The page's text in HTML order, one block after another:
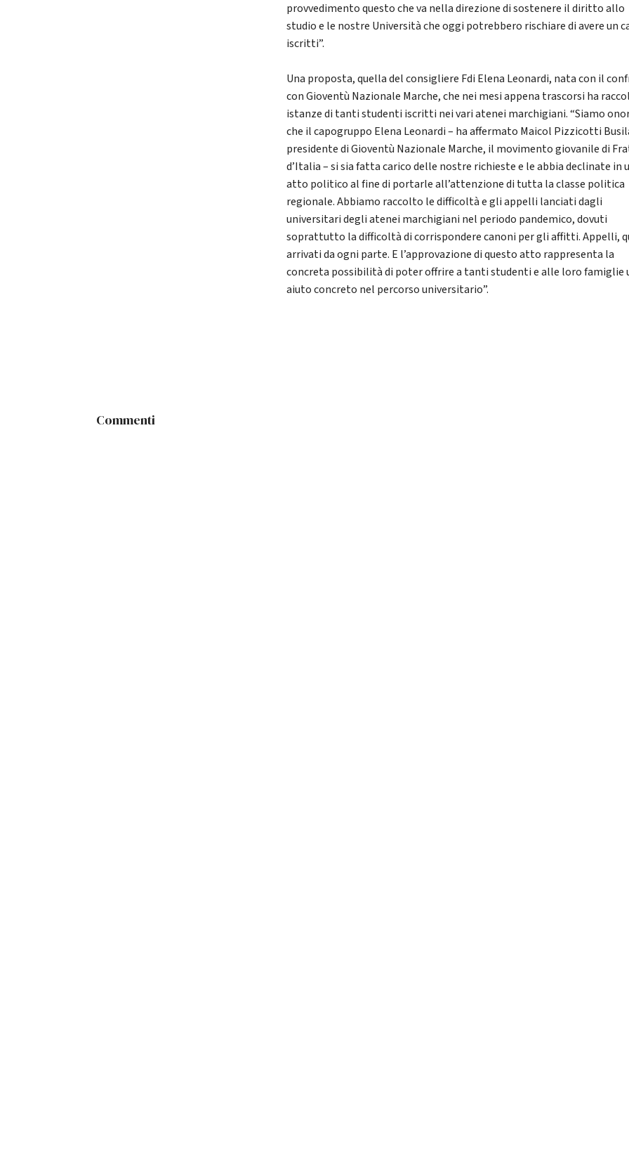
provvedimento questo che va nella direzione di sostenere il diritto allo
studio e le nostre Università che oggi potrebbero rischiare di avere un
iscritti”.
Una proposta, quella del consigliere Fdi Elena Leonardi, nata con il
con Gioventù Nazionale Marche, che nei mesi appena trascorsi ha
istanze di tanti studenti iscritti nei vari atenei marchigiani. “Siamo
che il capogruppo Elena Leonardi – ha affermato Maicol Pizzicotti
presidente di Gioventù Nazionale Marche, il movimento giovanile di
d’Italia – si sia fatta carico delle nostre richieste e le abbia declinate in
atto politico al fine di portarle all’attenzione di tutta la classe politica
regionale. Abbiamo raccolto le difficoltà e gli appelli lanciati dagli
universitari degli atenei marchigiani nel periodo pandemico, dovuti
soprattutto la difficoltà di corrispondere canoni per gli affitti. Appelli,
arrivati da ogni parte. E l’approvazione di questo atto rappresenta la
concreta possibilità di poter offrire a tanti studenti e alle loro famiglie
aiuto concreto nel percorso universitario”.
Commenti